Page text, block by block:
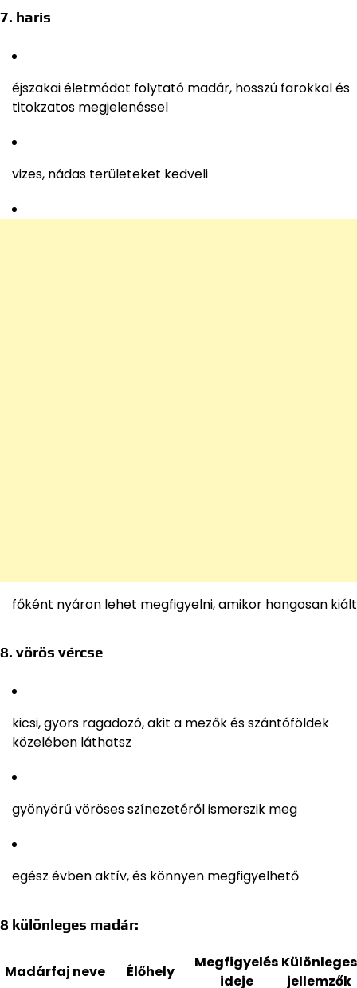
7. haris
éjszakai életmódot folytató madár, hosszú farokkal és
titokzatos megjelenéssel
vizes, nádas területeket kedveli
főként nyáron lehet megfigyelni, amikor hangosan kiált
8. vörös vércse
kicsi, gyors ragadozó, akit a mezők és szántóföldek
közelében láthatsz
gyönyörű vöröses színezetéről ismerszik meg
egész évben aktív, és könnyen megfigyelhető
8 különleges madár:
Madárfaj neve Élőhely
Megfigyelés
ideje
Különleges
jellemzők